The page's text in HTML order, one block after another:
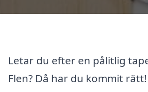
Letar du efter en pålitlig
Flen? Då har du kommit